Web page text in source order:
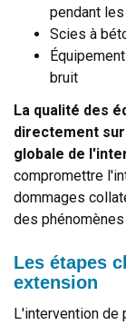
pendant
Scies à
bruit
La qualité des
directement
globale de
compromettre
dommages
des
Les étapes
extension
L'intervention de